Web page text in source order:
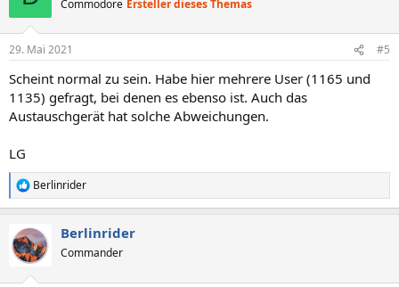
n
e
:
Commodore Ersteller dieses Themas
29. Mai 2021 #5
Scheint normal zu sein. Habe hier mehrere User (1165 und
1135) gefragt, bei denen es ebenso ist. Auch das
Austauschgerät hat solche Abweichungen.
LG
R
e
k
t
i
Berlinrider
Berlinrider
Commander